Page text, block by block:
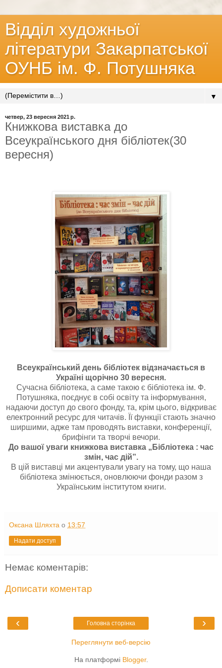
Відділ художньої
літератури Закарпатської
ОУНБ ім. Ф. Потушняка
▼
четвер, 23 вересня 2021 р.
Книжкова виставка до
Всеукраїнського дня бібліотек(30
вересня)
Всеукраїнський день бібліотек відзначається в
Україні щорічно 30 вересня.
Сучасна бібліотека, а саме такою є бібліотека ім. Ф.
Потушняка, поєднує в собі освіту та інформування,
надаючи доступ до свого фонду, та, крім цього, відкриває
електронний ресурс для читачів. Її функції стають значно
ширшими, адже там проводять виставки, конференції,
брифінги та творчі вечори.
До вашої уваги книжкова виставка „Бібліотека : час
змін, час дій”.
В цій виставці ми акцентували увагу на тому, що наша
бібліотека змінюється, оновлюючи фонди разом з
Українським інститутом книги.
Оксана Шляхта о 13:57
Надати доступ
Немає коментарів:
Дописати коментар
‹ ›
Головна сторінка
Переглянути веб-версію
На платформі Blogger.